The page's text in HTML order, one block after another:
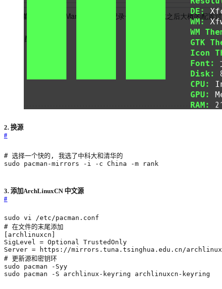
2. 换源
#
# 选择一个快的, 我选了中科大和清华的
sudo pacman-mirrors -i -c China -m rank
3. 添加ArchLinuxCN 中文源
#
# 在文件的末尾添加
archlinuxcn
SigLevel
=
Server = https://mirrors.tuna.tsinghua.edu.cn/
# 更新源和密钥环
sudo pacman -S archlinux-keyring archlinuxcn-keyring